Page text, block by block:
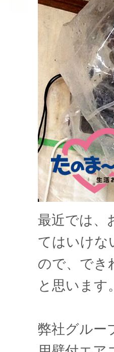
最近では、
てはいけな
ので、でき
と思います。
弊社グルー